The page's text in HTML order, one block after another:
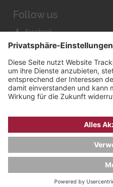
Follow us
Facebook
Instagram
Bachmann &
DATENSCHUTZ